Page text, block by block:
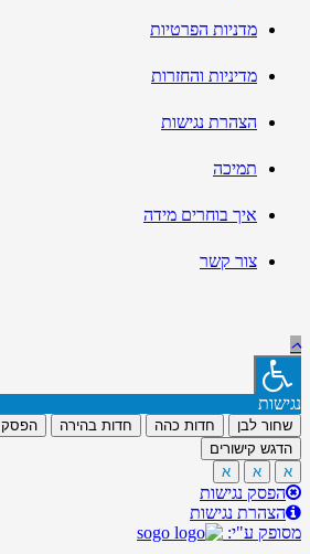
מדניות הפרטיות
מדיניות והחזרות
הצהרת נגישות
תמיכה
איך בוחרים מידה
צור קשר
נגישות
שחור לבן חדות כהה חדות בהירה הפסק
הדגש קישורים
א
א א
הפסק נגישות
הצהרת נגישות
מסופק ע"י: